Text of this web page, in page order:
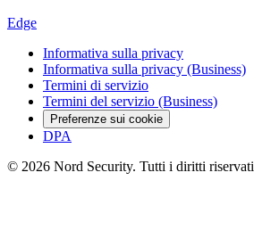
Edge
Informativa sulla privacy
Informativa sulla privacy (Business)
Termini di servizio
Termini del servizio (Business)
Preferenze sui cookie
DPA
© 2026 Nord Security. Tutti i diritti riservati